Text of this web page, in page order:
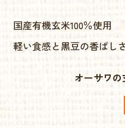
国産有機玄米100％使用
軽い食感と黒豆の香ばし
オーサワ